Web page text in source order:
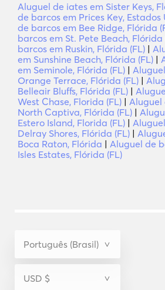
Aluguel de iates em Sister Keys,
de barcos em Prices Key, Estados
de barcos em Bee Ridge, Flórida
barcos em St. Pete Beach, Flórida
barcos em Ruskin, Flórida (FL) |
em Sunshine Beach, Flórida (FL) |
em Seminole, Flórida (FL) |
Orange Terrace, Flórida (FL) |
Belleair Bluffs, Flórida (FL) |
West Chase, Florida (FL) | Aluguel
North Captiva, Flórida (FL) |
Estero Island, Florida (FL) |
Delray Shores, Flórida (FL) |
Boca Raton, Flórida | Aluguel de
Isles Estates, Flórida (FL)